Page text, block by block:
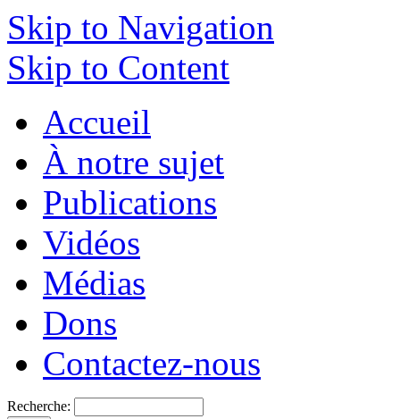
Skip to Navigation
Skip to Content
Accueil
À notre sujet
Publications
Vidéos
Médias
Dons
Contactez-nous
Recherche: